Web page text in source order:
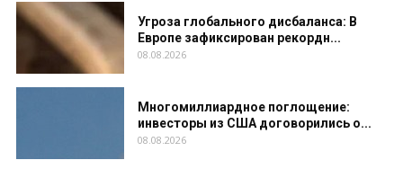
Угроза глобального дисбаланса: В
Европе зафиксирован рекордн...
08.08.2026
Многомиллиардное поглощение:
инвесторы из США договорились о...
08.08.2026